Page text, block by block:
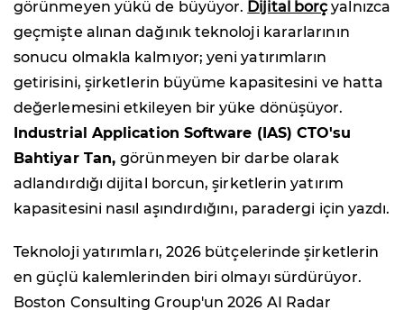
görünmeyen yükü de büyüyor. Dijital borçyalnızca
geçmişte alınan dağınık teknoloji kararlarının
sonucu olmakla kalmıyor; yeni yatırımların
getirisini, şirketlerin büyüme kapasitesini ve hatta
değerlemesini etkileyen bir yüke dönüşüyor.
Industrial Application Software (IAS) CTO'su
Bahtiyar Tan,görünmeyen bir darbe olarak
adlandırdığı dijital borcun, şirketlerin yatırım
kapasitesini nasıl aşındırdığını, paradergi için yazdı.
Teknoloji yatırımları, 2026 bütçelerinde şirketlerin
en güçlü kalemlerinden biri olmayı sürdürüyor.
Boston Consulting Group'un 2026 AI Radar